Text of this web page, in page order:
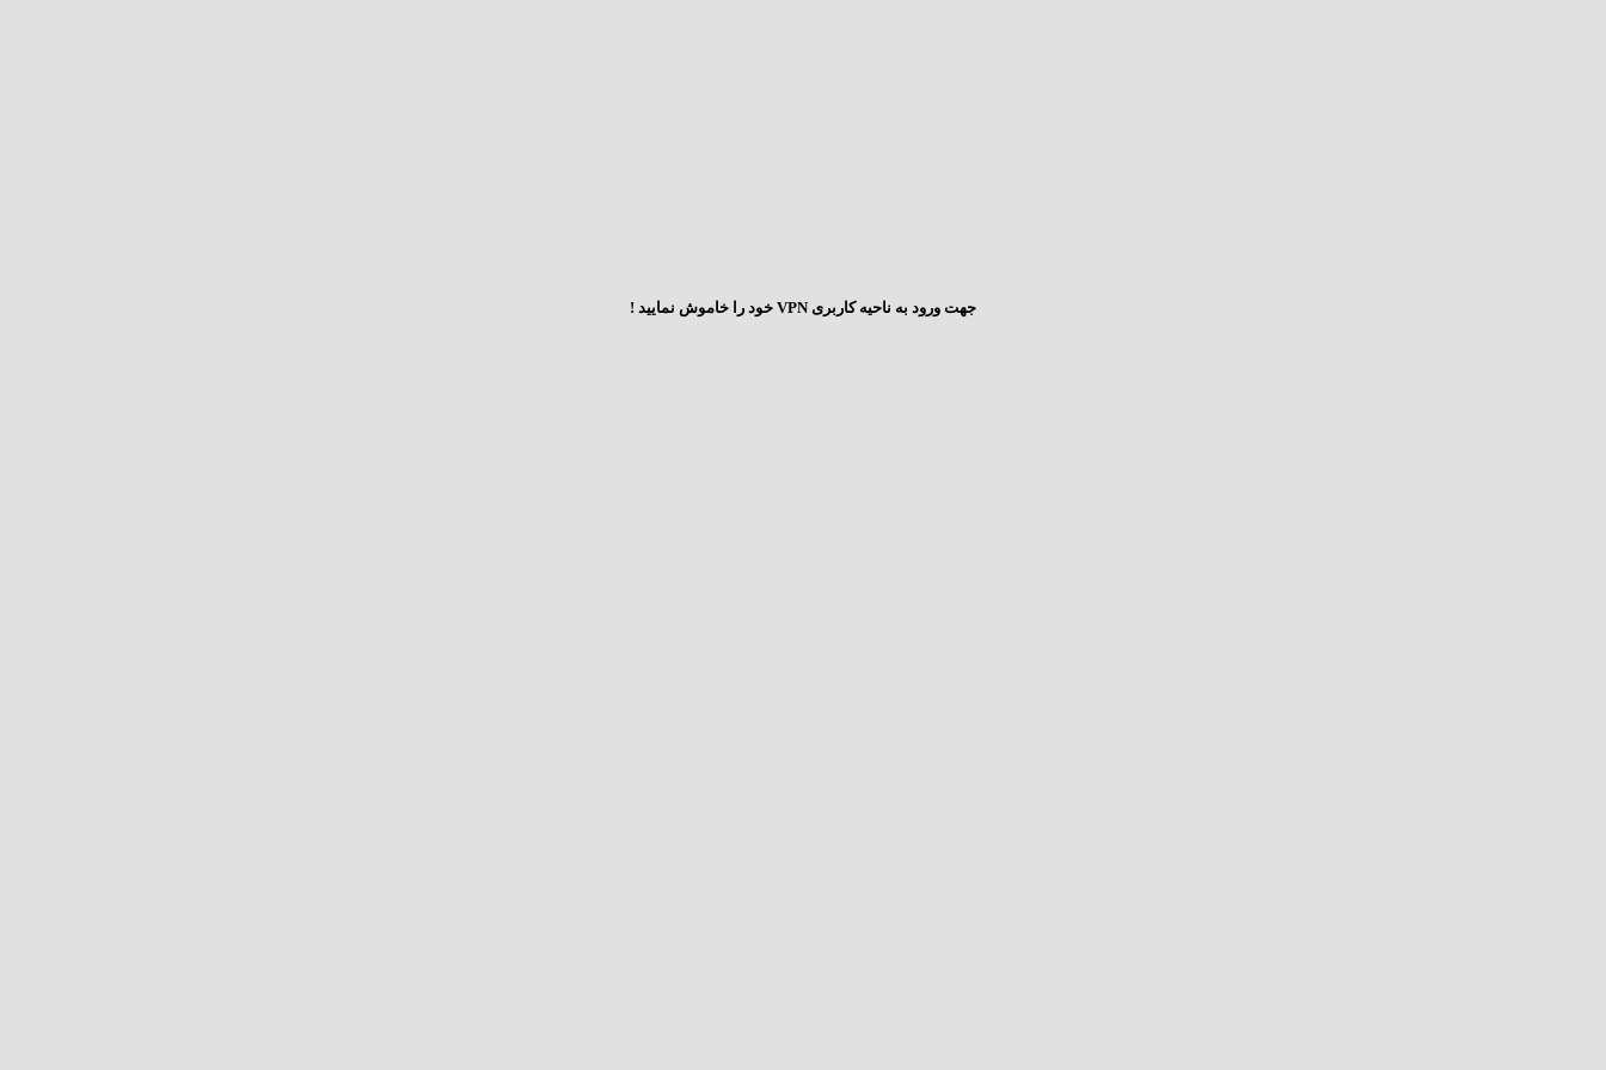
جهت ورود به ناحیه کاربری VPN خود را خاموش نمایید !